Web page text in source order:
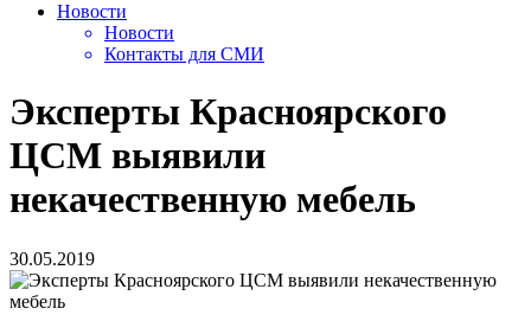
Новости
Новости
Контакты для СМИ
Эксперты Красноярского
ЦСМ выявили
некачественную мебель
30.05.2019